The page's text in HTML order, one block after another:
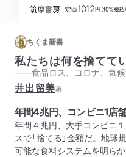
ちくま新書
私たちは何を捨てて
——食品ロス、コロナ、気
井出留美著
年間4兆円、コンビニ1店
年間４兆円、大手コンビニ
スで「捨てる」金額だ。地
可能な食料システムを明らか